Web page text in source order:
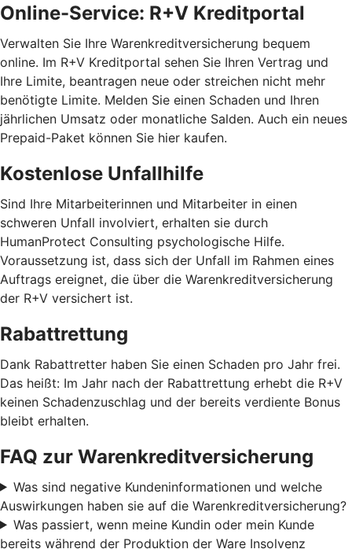
Online-Service: R+V Kreditportal
Verwalten Sie Ihre Warenkreditversicherung bequem
online. Im R+V Kreditportal sehen Sie Ihren Vertrag und
Ihre Limite, beantragen neue oder streichen nicht mehr
benötigte Limite. Melden Sie einen Schaden und Ihren
jährlichen Umsatz oder monatliche Salden. Auch ein neues
Prepaid-Paket können Sie hier kaufen.
Kostenlose Unfallhilfe
Sind Ihre Mitarbeiterinnen und Mitarbeiter in einen
schweren Unfall involviert, erhalten sie durch
HumanProtect Consulting psychologische Hilfe.
Voraussetzung ist, dass sich der Unfall im Rahmen eines
Auftrags ereignet, die über die Warenkreditversicherung
der R+V versichert ist.
Rabattrettung
Dank Rabattretter haben Sie einen Schaden pro Jahr frei.
Das heißt: Im Jahr nach der Rabattrettung erhebt die R+V
keinen Schadenzuschlag und der bereits verdiente Bonus
bleibt erhalten.
FAQ zur Warenkreditversicherung
Was sind negative Kundeninformationen und welche
Auswirkungen haben sie auf die Warenkreditversicherung?
Was passiert, wenn meine Kundin oder mein Kunde
bereits während der Produktion der Ware Insolvenz